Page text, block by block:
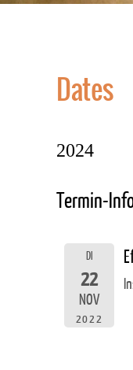
Dates
2024
Termin-
DI
22
NOV
2022